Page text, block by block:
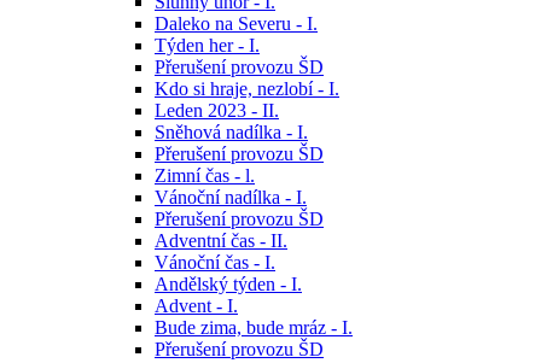
Daleko na Severu - I.
Týden her - I.
Přerušení provozu ŠD
Kdo si hraje, nezlobí - I.
Leden 2023 - II.
Sněhová nadílka - I.
Přerušení provozu ŠD
Zimní čas - l.
Vánoční nadílka - I.
Přerušení provozu ŠD
Adventní čas - II.
Vánoční čas - I.
Andělský týden - I.
Advent - I.
Bude zima, bude mráz - I.
Přerušení provozu ŠD